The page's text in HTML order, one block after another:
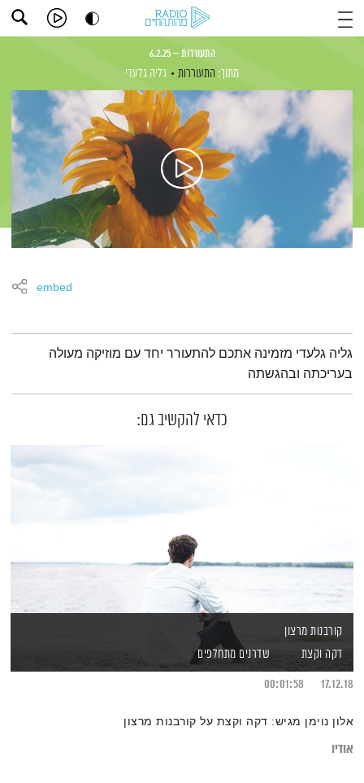
התעוררות – 6.2.25
מתוך: התעוררות גליה גלעדי
embed
תמצית הפודקאסט
גליה גלעדי מזמינה אתכם להתעורר יחד עם מוזיקה מעולה
בעריכתה ובהגשתה
כדאי להקשיב גם:
קורבנות מרצון
דקה וקצת
שדרנים מתחלפים
17.12.18
00:01:58
אלון נוימן מגיש: דקה וקצת על קורבנות מרצון
אודיו